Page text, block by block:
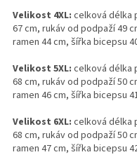
Velikost 4XL: celková délka
67 cm, rukáv od podpaží 49
ramen 44 cm, šířka bicepsu
Velikost 5XL: celková délka
68 cm, rukáv od podpaží 50
ramen 46 cm, šířka bicepsu
Velikost 6XL: celková délka
68 cm, rukáv od podpaží 50
ramen 47 cm, šířka bicepsu